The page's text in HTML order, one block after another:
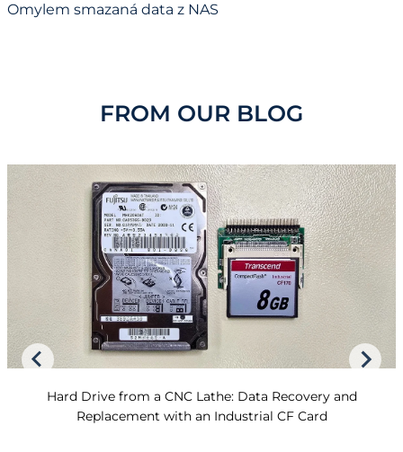
Omylem smazaná data z NAS
FROM OUR BLOG
Hard Drive from a CNC Lathe: Data Recovery and
Replacement with an Industrial CF Card